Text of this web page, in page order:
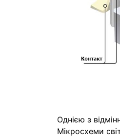
Однією з
Мікросхеми